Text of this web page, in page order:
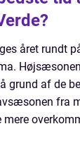
året rundt
grund af de
fra